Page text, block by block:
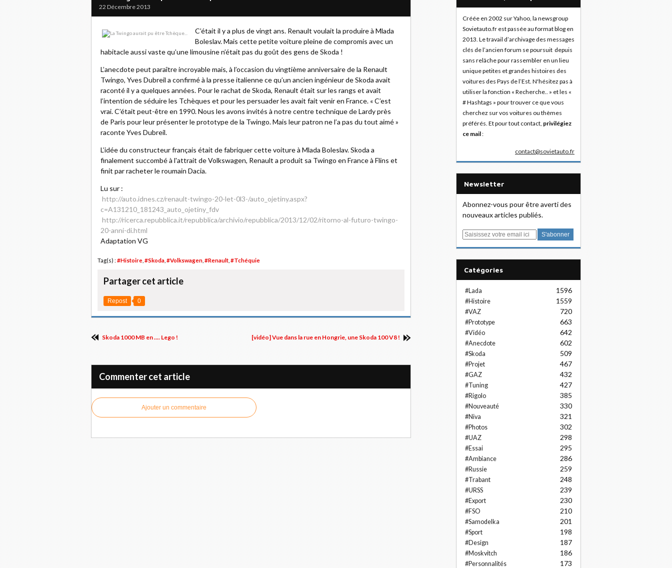
22 Décembre 2013
C’était il y a plus de vingt ans. Renault voulait la produire à Mlada
Boleslav. Mais cette petite voiture pleine de compromis avec un
habitacle aussi vaste qu’une limousine n’était pas du goût des gens de Skoda !
L’anecdote peut paraître incroyable mais, à l’occasion du vingtième anniversaire de la Renault
Twingo, Yves Dubreil a confirmé à la presse italienne ce qu’un ancien ingénieur de Skoda avait
raconté il y a quelques années. Pour le rachat de Skoda, Renault était sur les rangs et avait
l’intention de séduire les Tchèques et pour les persuader les avait fait venir en France. « C’est
vrai. C’était peut-être en 1990. Nous les avons invités à notre centre technique de Lardy près
de Paris pour leur présenter le prototype de la Twingo. Mais leur patron ne l’a pas du tout aimé »
raconte Yves Dubreil.
L’idée du constructeur français était de fabriquer cette voiture à Mlada Boleslav. Skoda a
finalement succombé à l'attrait de Volkswagen, Renault a produit sa Twingo en France à Flins et
finit par racheter le roumain Dacia.
Lu sur :
http://auto.idnes.cz/renault-twingo-20-let-0l3-/auto_ojetiny.aspx?
c=A131210_181243_auto_ojetiny_fdv
http://ricerca.repubblica.it/repubblica/archivio/repubblica/2013/12/02/ritorno-al-futuro-twingo-
20-anni-di.html
Adaptation VG
Tag(s) : #Histoire #Skoda #Volkswagen #Renault #Tchéquie
Partager cet article
Repost 0
Skoda 1000 MB en .... Lego ! [vidéo] Vue dans la rue en Hongrie, une Skoda 100 V8 !
Commenter cet article
Ajouter un commentaire
Créée en 2002 sur Yahoo, la newsgroup
Sovietauto.fr est passée au format blog en
2013. Le travail d’archivage des messages
clés de l’ancien forum se poursuit depuis
sans relâche pour rassembler en un lieu
unique petites et grandes histoires des
voitures des Pays de l’Est. N'hésitez pas à
utiliser la fonction « Recherche.. » et les «
# Hashtags » pour trouver ce que vous
cherchez sur vos voitures ou thèmes
préférés. Et pour tout contact, privilégiez
ce mail:
contact@sovietauto.fr
Newsletter
Abonnez-vous pour être averti des
nouveaux articles publiés.
E
Catégories
#Lada 1596
#Histoire 1559
#VAZ 720
#Prototype 663
#Vidéo 642
#Anecdote 602
#Skoda 509
#Projet 467
#GAZ 432
#Tuning 427
#Rigolo 385
#Nouveauté 330
#Niva 321
#Photos 302
#UAZ 298
#Essai 295
#Ambiance 286
#Russie 259
#Trabant 248
#URSS 239
#Export 230
#FSO 210
#Samodelka 201
#Sport 198
#Design 187
#Moskvitch 186
#Personnalités 173